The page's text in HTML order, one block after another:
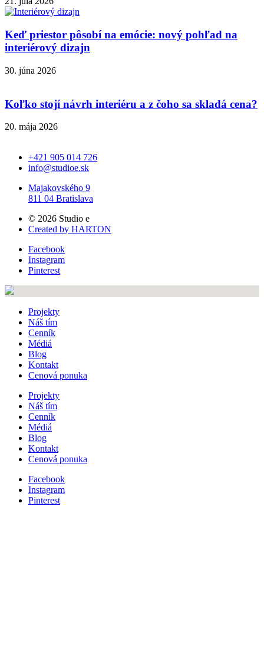
Keď priestor pôsobí na emócie: nový pohľad na
interiérový dizajn
30. júna 2026
Koľko stojí návrh interiéru a z čoho sa skladá cena?
20. mája 2026
+421 905 014 726
info@studioe.sk
Majakovského 9
811 04 Bratislava
© 2026 Studio e
Created by HARTON
Facebook
Instagram
Pinterest
Projekty
Náš tím
Cenník
Médiá
Blog
Kontakt
Cenová ponuka
Projekty
Náš tím
Cenník
Médiá
Blog
Kontakt
Cenová ponuka
Facebook
Instagram
Pinterest